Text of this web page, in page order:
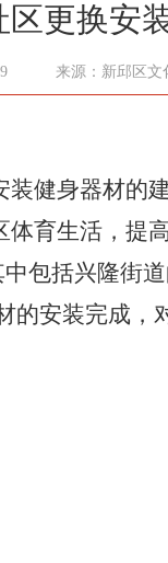
区更换安
来源：新邱区文
健身器材的
育生活，提
包括兴隆街
的安装完成 ，